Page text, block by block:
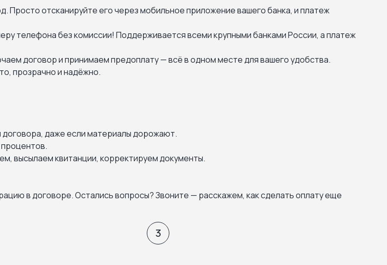
Просто отсканируйте его через мобильное приложение вашего банка, и платеж
телефона без комиссии! Поддерживается всеми крупными банками России, а платеж
договор и принимаем предоплату — всё в одном месте для вашего удобства.
прозрачно и надёжно.
даже если материалы дорожают.
высылаем квитанции, корректируем документы.
в договоре. Остались вопросы? Звоните — расскажем, как сделать оплату еще
3